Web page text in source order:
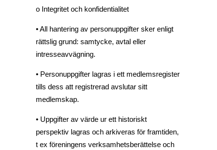
o Integritet och konfidentialitet
• All hantering av personuppgifter sker enligt
rättslig grund: samtycke, avtal eller
intresseavvägning.
• Personuppgifter lagras i ett medlemsregister
tills dess att registrerad avslutar sitt
medlemskap.
• Uppgifter av värde ur ett historiskt
perspektiv lagras och arkiveras för framtiden,
t ex föreningens verksamhetsberättelse och